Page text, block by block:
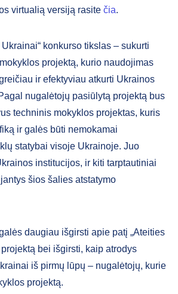
virtualią versiją rasite čia.
konkurso tikslas – sukurti
projektą, kurio naudojimas
ir efektyviau atkurti Ukrainos
nugalėtojų pasiūlytą projektą bus
techninis mokyklos projektas, kuris
ir galės būti nemokamai
statybai visoje Ukrainoje. Juo
institucijos, ir kiti tarptautiniai
šios šalies atstatymo
daugiau išgirsti apie patį „Ateities
bei išgirsti, kaip atrodys
iš pirmų lūpų – nugalėtojų, kurie
projektą.